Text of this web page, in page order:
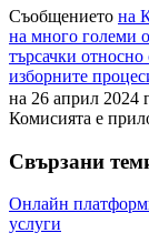
Съобщението на
на много големи
търсачки относно
изборните
на 26 април 2024
Комисията е
Свързани
Онлайн
услуги